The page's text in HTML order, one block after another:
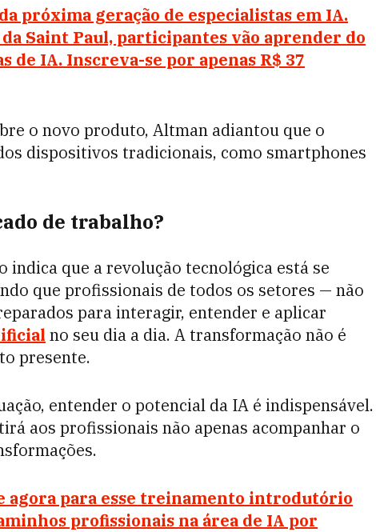
próxima geração de especialistas em IA.
Saint Paul, participantes vão aprender do
de IA. Inscreva-se por apenas R$ 37
o novo produto, Altman adiantou que o
dispositivos tradicionais, como smartphones
de trabalho?
indica que a revolução tecnológica está se
que profissionais de todos os setores — não
para interagir, entender e aplicar
no seu dia a dia. A transformação não é
presente.
entender o potencial da IA é indispensável.
aos profissionais não apenas acompanhar o
agora para esse treinamento introdutório
profissionais na área de IA por